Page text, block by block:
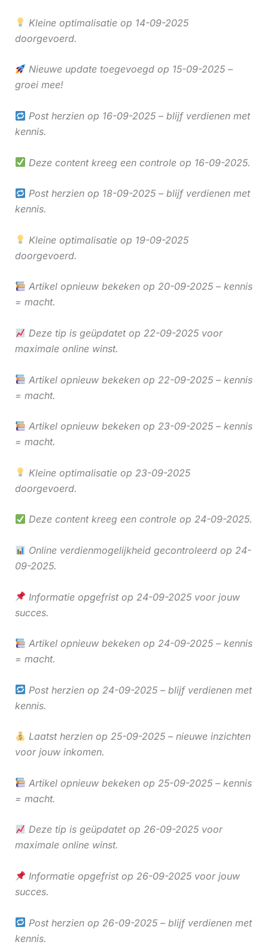
Kleine optimalisatie op 14-09-2025
doorgevoerd.
Nieuwe update toegevoegd op 15-09-2025 –
groei mee!
Post herzien op 16-09-2025 – blijf verdienen met
kennis.
Deze content kreeg een controle op 16-09-2025.
Post herzien op 18-09-2025 – blijf verdienen met
kennis.
Kleine optimalisatie op 19-09-2025
doorgevoerd.
Artikel opnieuw bekeken op 20-09-2025 – kennis
= macht.
Deze tip is geüpdatet op 22-09-2025 voor
maximale online winst.
Artikel opnieuw bekeken op 22-09-2025 – kennis
= macht.
Artikel opnieuw bekeken op 23-09-2025 – kennis
= macht.
Kleine optimalisatie op 23-09-2025
doorgevoerd.
Deze content kreeg een controle op 24-09-2025.
Online verdienmogelijkheid gecontroleerd op 24-
09-2025.
Informatie opgefrist op 24-09-2025 voor jouw
succes.
Artikel opnieuw bekeken op 24-09-2025 – kennis
= macht.
Post herzien op 24-09-2025 – blijf verdienen met
kennis.
Laatst herzien op 25-09-2025 – nieuwe inzichten
voor jouw inkomen.
Artikel opnieuw bekeken op 25-09-2025 – kennis
= macht.
Deze tip is geüpdatet op 26-09-2025 voor
maximale online winst.
Informatie opgefrist op 26-09-2025 voor jouw
succes.
Post herzien op 26-09-2025 – blijf verdienen met
kennis.